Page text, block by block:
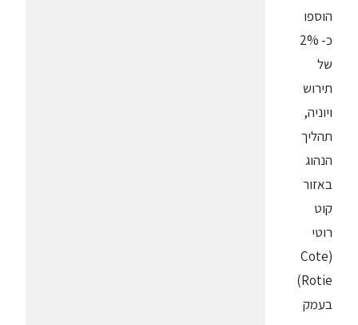
הוספו
כ- 2%
של
תירוש
ויוניה,
תהליך
הנהוג
באזור
קוט
רוטי
(Cote
Rotie)
בעמק